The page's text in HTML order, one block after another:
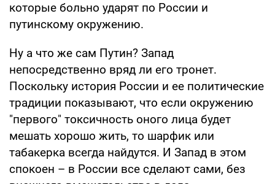
которые больно ударят по России и
путинскому окружению.
Ну а что же сам Путин? Запад
непосредственно вряд ли его тронет.
Поскольку история России и ее политические
традиции показывают, что если окружению
"первого" токсичность оного лица будет
мешать хорошо жить, то шарфик или
табакерка всегда найдутся. И Запад в этом
спокоен – в России все сделают сами, без